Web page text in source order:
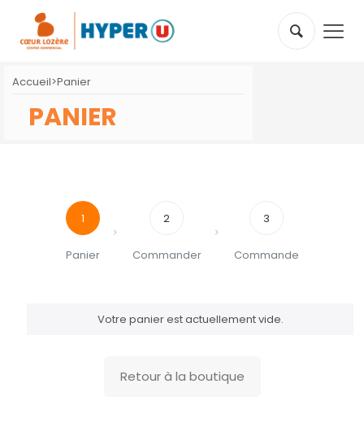
Accueil>Panier
PANIER
1
Panier
2
Commander
3
Commande
Votre panier est actuellement vide.
Retour à la boutique